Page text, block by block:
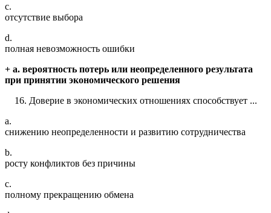
c.
отсутствие выбора
d.
полная невозможность ошибки
+ a. вероятность потерь или неопределенного результата
при принятии экономического решения
Доверие в экономических отношениях способствует ...
a.
снижению неопределенности и развитию сотрудничества
b.
росту конфликтов без причины
c.
полному прекращению обмена